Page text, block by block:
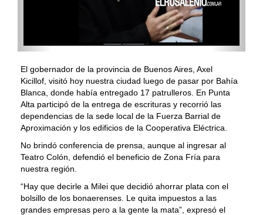
El gobernador de la provincia de Buenos Aires, Axel
Kicillof, visitó hoy nuestra ciudad luego de pasar por Bahía
Blanca, donde había entregado 17 patrulleros. En Punta
Alta participó de la entrega de escrituras y recorrió las
dependencias de la sede local de la Fuerza Barrial de
Aproximación y los edificios de la Cooperativa Eléctrica.
No brindó conferencia de prensa, aunque al ingresar al
Teatro Colón, defendió el beneficio de Zona Fría para
nuestra región.
“Hay que decirle a Milei que decidió ahorrar plata con el
bolsillo de los bonaerenses. Le quita impuestos a las
grandes empresas pero a la gente la mata”, expresó el